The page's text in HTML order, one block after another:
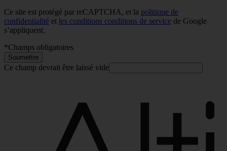
Ce site est protégé par reCAPTCHA, et la politique de
confidentialité et les conditions conditions de service de Google
s’appliquent.
*Champs obligatoires
Soumettre
Ce champ devrait être laissé vide